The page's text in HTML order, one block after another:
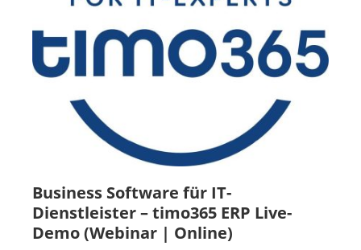
Business Software für IT-
Dienstleister – timo365 ERP Live-
Demo (Webinar | Online)